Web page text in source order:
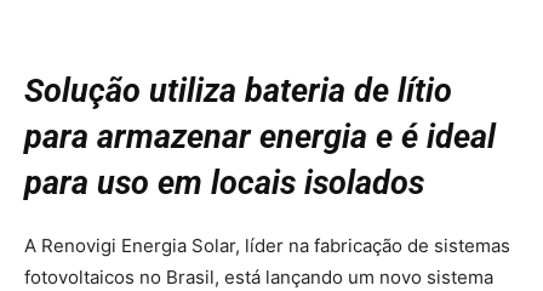
Solução utiliza bateria de lítio
para armazenar energia e é ideal
para uso em locais isolados
A Renovigi Energia Solar, líder na fabricação de sistemas
fotovoltaicos no Brasil, está lançando um novo sistema